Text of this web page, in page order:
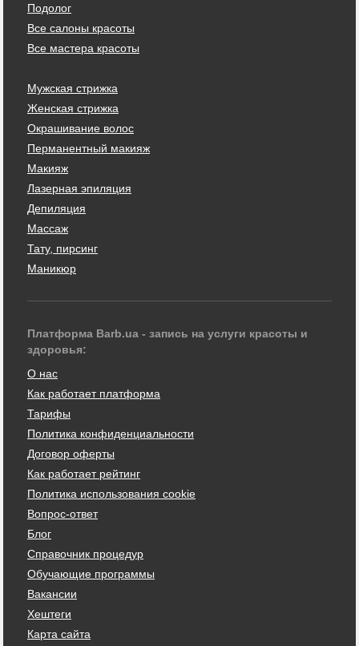
Подолог
Все салоны красоты
Все мастера красоты
Мужская стрижка
Женская стрижка
Окрашивание волос
Перманентный макияж
Макияж
Лазерная эпиляция
Депиляция
Массаж
Тату, пирсинг
Маникюр
Платформа Barb.ua - запись на услуги красоты и
здоровья:
О нас
Как работает платформа
Тарифы
Политика конфиденциальности
Договор оферты
Как работает рейтинг
Политика использования cookie
Вопрос-ответ
Блог
Справочник процедур
Обучающие программы
Вакансии
Хештеги
Карта сайта